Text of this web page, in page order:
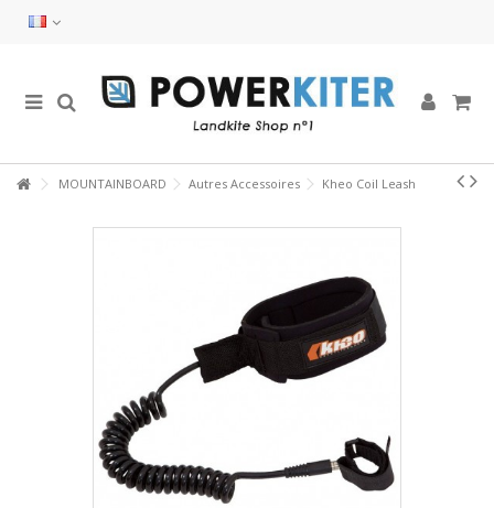
MOUNTAINBOARD Autres Accessoires Kheo Coil Leash